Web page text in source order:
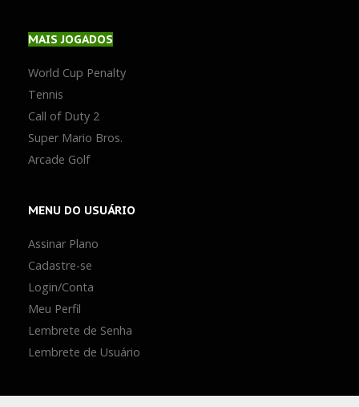
MAISJOGADOS
World Cup Penalty
Tennis
Call of Duty 2
Super Mario Bros.
Arcade Golf
MENU DO USUÁRIO
Assinar Plano
Cadastre-se
Login/Conta
Meu Perfil
Lembrete de Senha
Lembrete de Usuário